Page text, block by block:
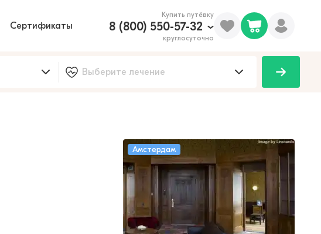
Сертификаты
Купить путёвку
8 (800) 550-57-32
круглосуточно
Амстердам